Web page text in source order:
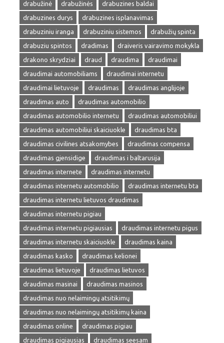
drabužinė
drabužinės
drabuzines baldai
drabuzines durys
drabuzines isplanavimas
drabuziniu iranga
drabuziniu sistemos
drabužių spinta
drabuziu spintos
dradimas
draiveris vairavimo mokykla
drakono skrydziai
draud draudima
draudimai
draudimai automobiliams
draudimai internetu
draudimai lietuvoje
draudimas
draudimas anglijoje
draudimas auto
draudimas automobilio
draudimas automobilio internetu
draudimas automobiliui
draudimas automobiliui skaiciuokle
draudimas bta
draudimas civilines atsakomybes
draudimas compensa
draudimas gjensidige
draudimas i baltarusija
draudimas internete
draudimas internetu
draudimas internetu automobilio
draudimas internetu bta
draudimas internetu lietuvos draudimas
draudimas internetu pigiau
draudimas internetu pigiausias
draudimas internetu pigus
draudimas internetu skaiciuokle
draudimas kaina
draudimas kasko
draudimas kelionei
draudimas lietuvoje
draudimas lietuvos
draudimas masinai
draudimas masinos
draudimas nuo nelaimingų atsitikimų
draudimas nuo nelaimingų atsitikimų kaina
draudimas online
draudimas pigiau
draudimas pigiausias
draudimas seesam